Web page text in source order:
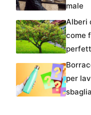
male
Alberi
come
per